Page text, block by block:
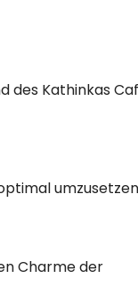
des Kathinkas
Charme der